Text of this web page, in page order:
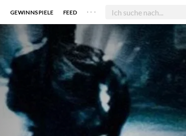
GEWINNSPIELE FEED . . .